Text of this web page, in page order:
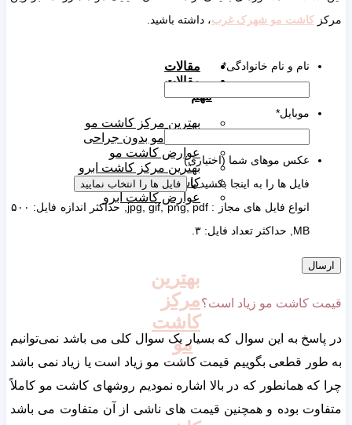
مقالات
مقالات
مهم
بهترین مرکز کاشت مو
کاشت مو بدون جراحی
عوارض کاشت مو
بهترین مرکز کاشت ابرو
کاشت ابرو بدون جراحی
عوارض کاشت ابرو
بهترین
مرکز
کاشت
مو
مرکز کاشت مو شهرک غرب، داشته باشید.
نام و نام خانوادگی*
موبایل*
عکس موهای شما (اختیاری)
فایل ها را به اینجا بکشید یا فایل ها را انتخاب نمایید
انواع فایل های مجاز : jpg, gif, png, pdf, حداکثر اندازه فایل: ۵۰۰
MB, حداکثر تعداد فایل: ۳.
قیمت کاشت مو زیاد است؟
در پاسخ به این سوال که بسیار یک سوال کلی می باشد نمی‌توانیم
به طور قطعی بگوییم قیمت کاشت مو زیاد است یا زیاد نمی باشد
چرا که همانطور که در بالا اشاره نمودیم روشهای کاشت مو کاملاً
متفاوت بوده و همچنین قیمت های ناشی از آن متفاوت می باشد